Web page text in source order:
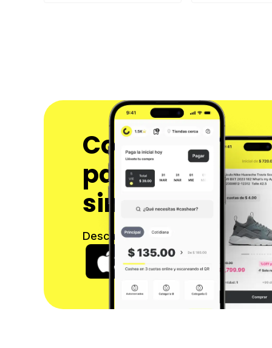
Compra ahora
paga después
sin interés
Descarga nuestra app y comienza a